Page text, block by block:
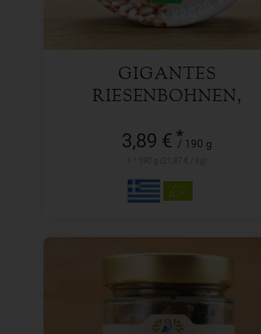
GIGANTES
RIESENBOHNEN,
3,89 € *
/ 190 g